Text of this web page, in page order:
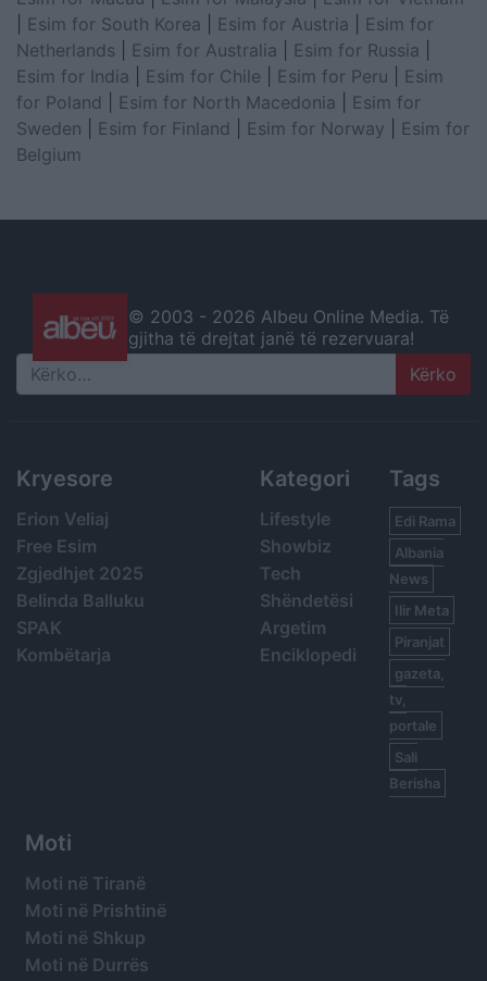
Esim for South Korea Esim for Austria
Esim for
Netherlands
Esim for Australia Esim for Russia
Esim for India
Esim for Chile Esim for Peru
Esim
for Poland
Esim for North Macedonia
Esim for
Sweden
Esim for Finland Esim for Norway
Esim for
Belgium
© 2003 - 2026 Albeu Online Media. Të
gjitha të drejtat janë të rezervuara!
Search
Kryesore
Erion Veliaj
Free Esim
Zgjedhjet 2025
Belinda Balluku
SPAK
Kombëtarja
Kategori
Lifestyle
Showbiz
Tech
Shëndetësi
Argetim
Enciklopedi
Tags
Edi Rama
Albania
News
Ilir Meta
Piranjat
gazeta,
tv,
portale
Sali
Berisha
Moti
Moti në Tiranë
Moti në Prishtinë
Moti në Shkup
Moti në Durrës